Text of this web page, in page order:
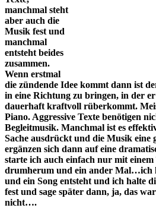
manchmal steht
aber auch die
Musik fest und
manchmal
entsteht beides
zusammen.
Wenn erstmal
die zündende Idee kommt dann ist
in eine Richtung zu bringen, in der
dauerhaft kraftvoll rüberkommt.
Piano. Aggressive Texte benötigen
Begleitmusik. Manchmal ist es
Sache ausdrückt und die Musik eine
ergänzen sich dann auf eine
starte ich auch einfach nur mit
drumherum und ein ander Mal…ich
und ein Song entsteht und ich halte
fest und sage später dann, ja, das
nicht….